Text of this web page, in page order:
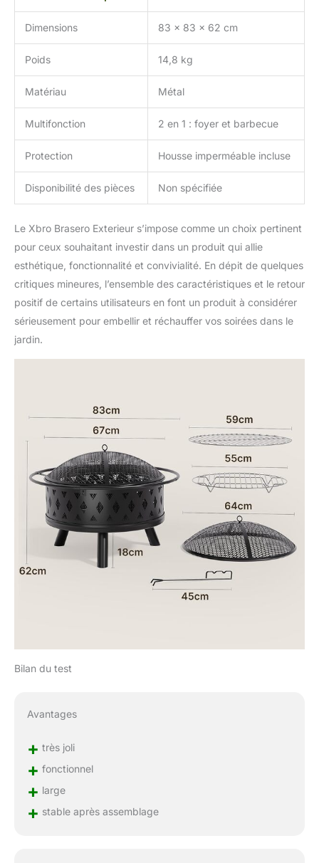
Dimensions 83 x 83 x 62 cm
Poids 14,8 kg
Matériau Métal
Multifonction 2 en 1 : foyer et barbecue
Protection Housse imperméable incluse
Disponibilité des pièces Non spécifiée
Le Xbro Brasero Exterieur s’impose comme un choix pertinent
pour ceux souhaitant investir dans un produit qui allie
esthétique, fonctionnalité et convivialité. En dépit de quelques
critiques mineures, l’ensemble des caractéristiques et le retour
positif de certains utilisateurs en font un produit à considérer
sérieusement pour embellir et réchauffer vos soirées dans le
jardin.
Bilan du test
Avantages
+ très joli
+ fonctionnel
+ large
+ stable après assemblage